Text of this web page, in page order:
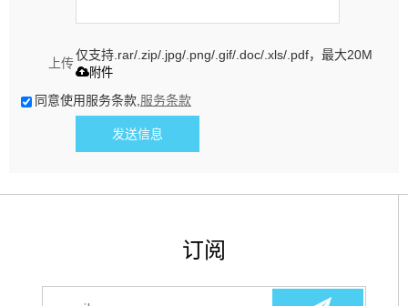
上传
仅支持.rar/.zip/.jpg/.png/.gif/.doc/.xls/.pdf，最大20M
附件
同意使用服务条款,服务条款
发送信息
订阅